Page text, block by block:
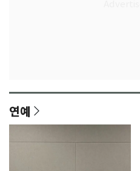
연예